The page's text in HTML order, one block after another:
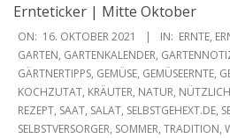
Ernteticker | Mitte Oktober
2021-
10-
16
ON: 16. OKTOBER 2021 IN: ERNTE,
GARTEN, GARTENKALENDER,
GÄRTNERTIPPS, GEMÜSE, GEMÜSEERNTE,
KOCHZUTAT, KRÄUTER, NATUR,
REZEPT, SAAT, SALAT, SELBSTGEHEXT.DE,
SELBSTVERSORGER, SOMMER, TRADITION,